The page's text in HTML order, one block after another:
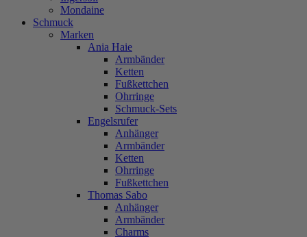
Mondaine
Schmuck
Marken
Ania Haie
Armbänder
Ketten
Fußkettchen
Ohrringe
Schmuck-Sets
Engelsrufer
Anhänger
Armbänder
Ketten
Ohrringe
Fußkettchen
Thomas Sabo
Anhänger
Armbänder
Charms